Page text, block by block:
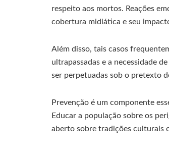
respeito aos mortos. Reações
cobertura midiática e seu
Além disso, tais casos
ultrapassadas e a necessidade
ser perpetuadas sob o pretexto
Prevenção é um componente
Educar a população sobre os
aberto sobre tradições culturais